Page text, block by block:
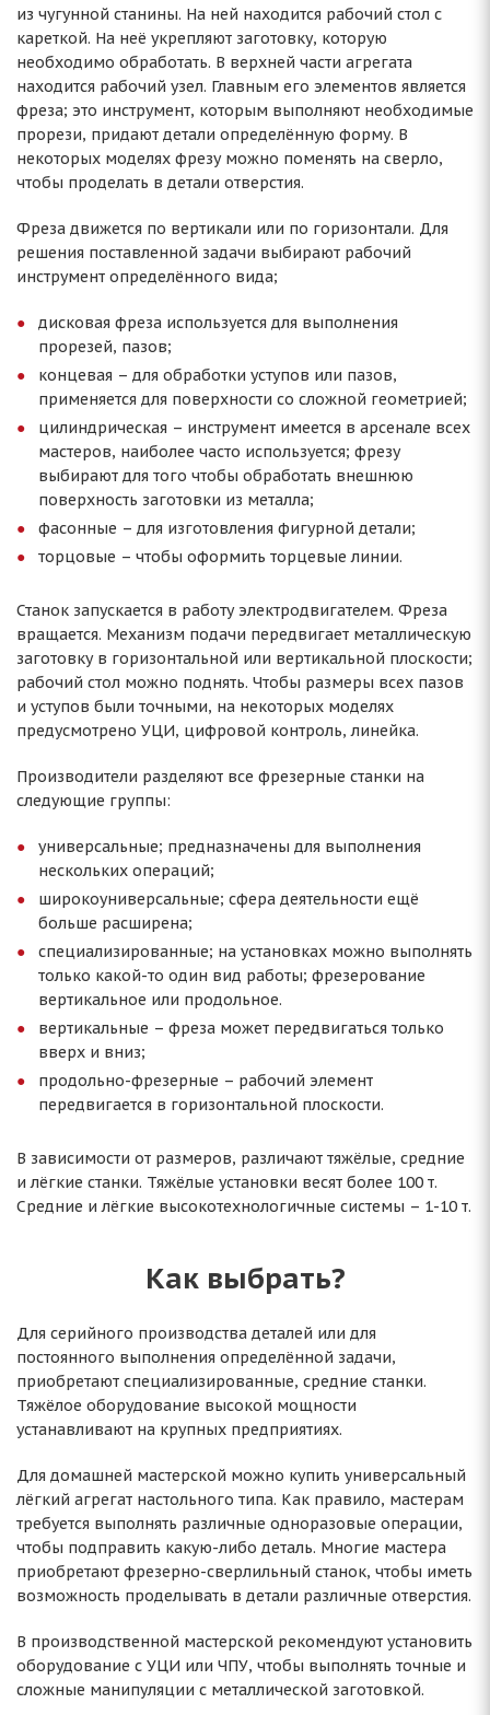
из чугунной станины. На ней находится рабочий стол с
кареткой. На неё укрепляют заготовку, которую
необходимо обработать. В верхней части агрегата
находится рабочий узел. Главным его элементов является
фреза; это инструмент, которым выполняют необходимые
прорези, придают детали определённую форму. В
некоторых моделях фрезу можно поменять на сверло,
чтобы проделать в детали отверстия.
Фреза движется по вертикали или по горизонтали. Для
решения поставленной задачи выбирают рабочий
инструмент определённого вида;
дисковая фреза используется для выполнения
прорезей, пазов;
концевая – для обработки уступов или пазов,
применяется для поверхности со сложной геометрией;
цилиндрическая – инструмент имеется в арсенале всех
мастеров, наиболее часто используется; фрезу
выбирают для того чтобы обработать внешнюю
поверхность заготовки из металла;
фасонные – для изготовления фигурной детали;
торцовые – чтобы оформить торцевые линии.
Станок запускается в работу электродвигателем. Фреза
вращается. Механизм подачи передвигает металлическую
заготовку в горизонтальной или вертикальной плоскости;
рабочий стол можно поднять. Чтобы размеры всех пазов
и уступов были точными, на некоторых моделях
предусмотрено УЦИ, цифровой контроль, линейка.
Производители разделяют все фрезерные станки на
следующие группы:
универсальные; предназначены для выполнения
нескольких операций;
широкоуниверсальные; сфера деятельности ещё
больше расширена;
специализированные; на установках можно выполнять
только какой-то один вид работы; фрезерование
вертикальное или продольное.
вертикальные – фреза может передвигаться только
вверх и вниз;
продольно-фрезерные – рабочий элемент
передвигается в горизонтальной плоскости.
В зависимости от размеров, различают тяжёлые, средние
и лёгкие станки. Тяжёлые установки весят более 100 т.
Средние и лёгкие высокотехнологичные системы – 1-10 т.
Как выбрать?
Для серийного производства деталей или для
постоянного выполнения определённой задачи,
приобретают специализированные, средние станки.
Тяжёлое оборудование высокой мощности
устанавливают на крупных предприятиях.
Для домашней мастерской можно купить универсальный
лёгкий агрегат настольного типа. Как правило, мастерам
требуется выполнять различные одноразовые операции,
чтобы подправить какую-либо деталь. Многие мастера
приобретают фрезерно-сверлильный станок, чтобы иметь
возможность проделывать в детали различные отверстия.
В производственной мастерской рекомендуют установить
оборудование с УЦИ или ЧПУ, чтобы выполнять точные и
сложные манипуляции с металлической заготовкой.